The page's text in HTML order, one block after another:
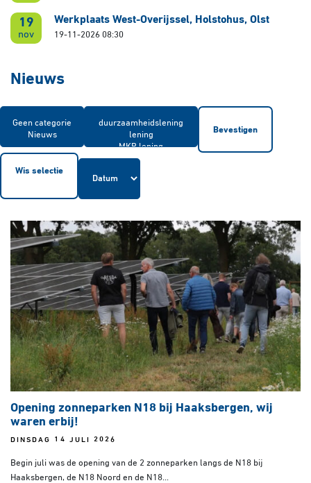
Nieuws
Bevestigen
Wis selectie
Opening zonneparken N18 bij Haaksbergen, wij
waren erbij!
DINSDAG 14 JULI 2026
Begin juli was de opening van de 2 zonneparken langs de N18 bij
Haaksbergen, de N18 Noord en de N18...
19
nov
Werkplaats West-Overijssel, Holstohus, Olst
19-11-2026 08:30